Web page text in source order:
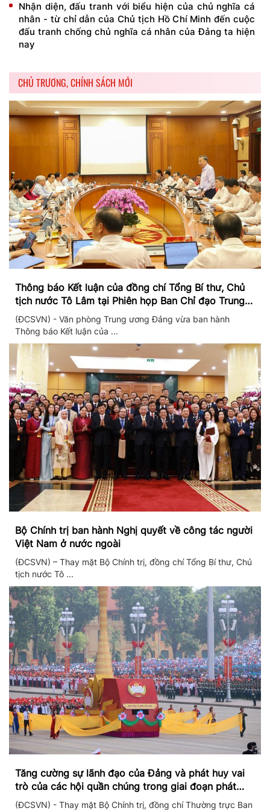
Nhận diện, đấu tranh với biểu hiện của chủ nghĩa cá
nhân - từ chỉ dẫn của Chủ tịch Hồ Chí Minh đến cuộc
đấu tranh chống chủ nghĩa cá nhân của Đảng ta hiện
nay
CHỦ TRƯƠNG, CHÍNH SÁCH MỚI
Thông báo Kết luận của đồng chí Tổng Bí thư, Chủ
tịch nước Tô Lâm tại Phiên họp Ban Chỉ đạo Trung
ương thực hiện Nghị quyết 57
(ĐCSVN) - Văn phòng Trung ương Đảng vừa ban hành
Thông báo Kết luận của ...
Bộ Chính trị ban hành Nghị quyết về công tác người
Việt Nam ở nước ngoài
(ĐCSVN) – Thay mặt Bộ Chính trị, đồng chí Tổng Bí thư, Chủ
tịch nước Tô ...
Tăng cường sự lãnh đạo của Đảng và phát huy vai
trò của các hội quần chúng trong giai đoạn phát
triển mới
(ĐCSVN) - Thay mặt Bộ Chính trị, đồng chí Thường trực Ban